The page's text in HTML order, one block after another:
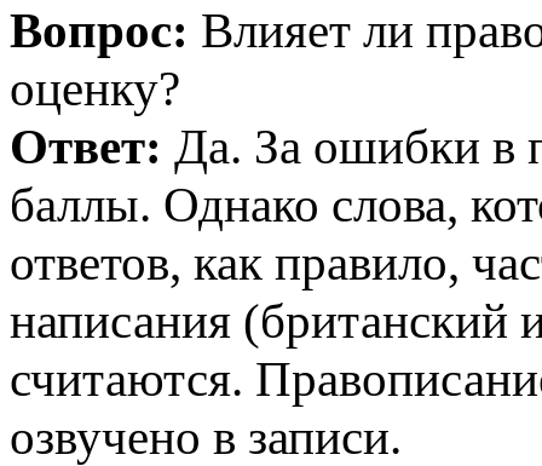
Вопрос: Влияет ли
оценку?
Ответ: Да. За ошибки в
баллы. Однако слова,
ответов, как правило,
написания (британский
считаются.
озвучено в записи.